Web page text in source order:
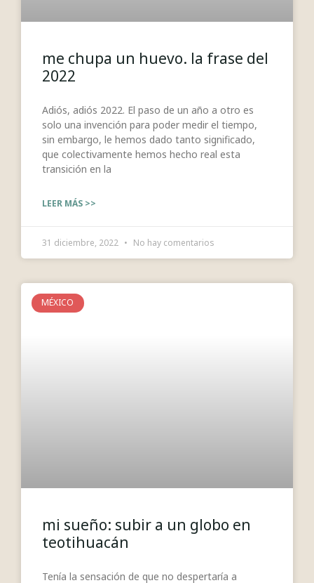
me chupa un huevo. la frase del
2022
Adiós, adiós 2022. El paso de un año a otro es
solo una invención para poder medir el tiempo,
sin embargo, le hemos dado tanto significado,
que colectivamente hemos hecho real esta
transición en la
LEER MÁS >>
31 diciembre, 2022 No hay comentarios
MÉXICO
mi sueño: subir a un globo en
teotihuacán
Tenía la sensación de que no despertaría a